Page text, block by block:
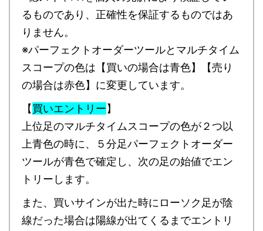
るものであり、正確性を保証するものではあ
りません。
※パーフェクトオーダーツールとマルチタイム
スコープの色は【買いの場合は青色】【売り
の場合は赤色】に変更しています。
【買いエントリー】
上位足のマルチタイムスコープの色が２つ以
上青色の時に、５分足パーフェクトオーダー
ツールが青色で確定し、次の足の始値でエン
トリーします。
また、買いサインが出た時にローソク足が陰
線だった場合は陽線が出てくるまでエントリ